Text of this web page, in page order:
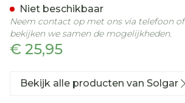
€ 25,95
Niet beschikbaar
Neem contact op met ons via telefoon
bekijken we samen de mogelijkheden.
Bekijk alle producten van Solgar